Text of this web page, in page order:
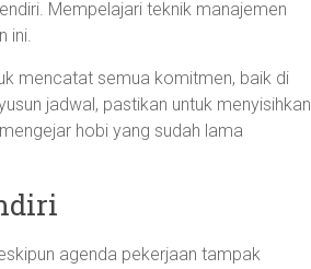
Mempelajari teknik manajemen
ini.
mencatat semua komitmen, baik di
jadwal, pastikan untuk menyisihkan
hobi yang sudah lama
agenda pekerjaan tampak